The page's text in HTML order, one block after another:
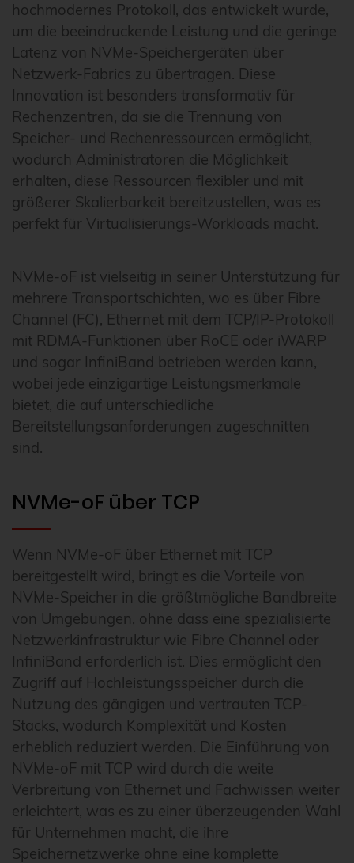
hochmodernes Protokoll, das entwickelt wurde,
um die beeindruckende Leistung und die geringe
Latenz von NVMe-Speichergeräten über
Netzwerk-Fabrics zu übertragen. Diese
Innovation ist besonders transformativ für
Rechenzentren, da sie die Trennung von
Speicher- und Rechenressourcen ermöglicht,
wodurch Administratoren die Möglichkeit
erhalten, diese Ressourcen flexibler und mit
größerer Skalierbarkeit bereitzustellen, was es
perfekt für Virtualisierungs-Workloads macht.
NVMe-oF ist vielseitig in seiner Unterstützung für
mehrere Transportschichten, wo es über Fibre
Channel (FC), Ethernet mit dem TCP/IP-Protokoll
mit RDMA-Funktionen über RoCE oder iWARP
und sogar InfiniBand betrieben werden kann,
wobei jede einzigartige Leistungsmerkmale
bietet, die auf unterschiedliche
Bereitstellungsanforderungen zugeschnitten
sind.
NVMe-oF über TCP
Wenn NVMe-oF über Ethernet mit TCP
bereitgestellt wird, bringt es die Vorteile von
NVMe-Speicher in die größtmögliche Bandbreite
von Umgebungen, ohne dass eine spezialisierte
Netzwerkinfrastruktur wie Fibre Channel oder
InfiniBand erforderlich ist. Dies ermöglicht den
Zugriff auf Hochleistungsspeicher durch die
Nutzung des gängigen und vertrauten TCP-
Stacks, wodurch Komplexität und Kosten
erheblich reduziert werden. Die Einführung von
NVMe-oF mit TCP wird durch die weite
Verbreitung von Ethernet und Fachwissen weiter
erleichtert, was es zu einer überzeugenden Wahl
für Unternehmen macht, die ihre
Speichernetzwerke ohne eine komplette